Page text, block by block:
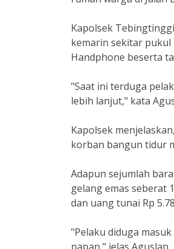
Kapolsek
kemarin sekitar pukul
Handphone beserta
"Saat ini terduga
lebih lanjut," kata
Kapolsek
korban bangun tidur
Adapun sejumlah
gelang emas seberat
dan uang tunai Rp
"Pelaku diduga